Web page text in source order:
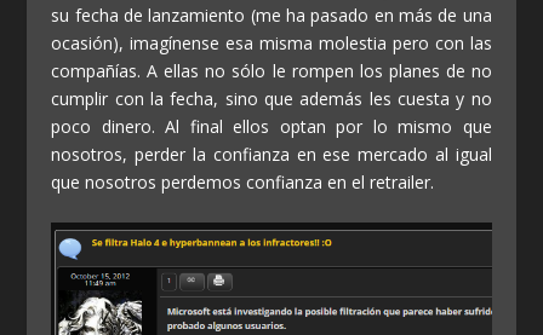
su fecha de lanzamiento (me ha pasado en más de una
ocasión), imagínense esa misma molestia pero con las
compañías. A ellas no sólo le rompen los planes de no
cumplir con la fecha, sino que además les cuesta y no
poco dinero. Al final ellos optan por lo mismo que
nosotros, perder la confianza en ese mercado al igual
que nosotros perdemos confianza en el retrailer.